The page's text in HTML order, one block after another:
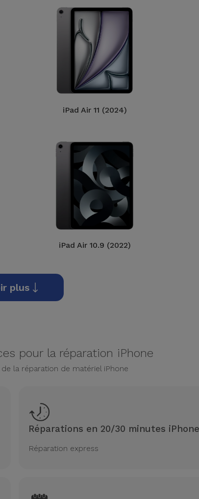
iPad Air 11 (2024)
iPad Air 10.9 (2022)
plus
pour la réparation iPhone
la réparation de matériel iPhone
Réparations en 20/30 minutes iPhone
Réparation express